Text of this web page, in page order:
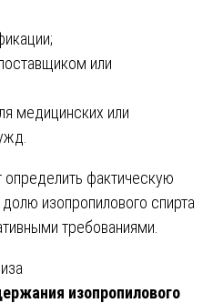
или
медицинских или
фактическую
изопропилового спирта
требованиями.
изопропилового